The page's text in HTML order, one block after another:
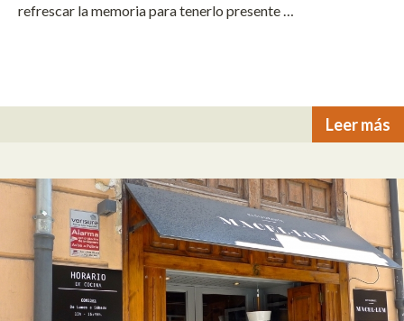
refrescar la memoria para tenerlo presente …
Leer más